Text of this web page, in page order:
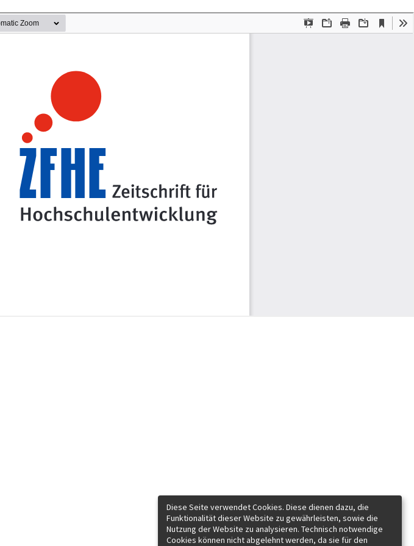
Diese Seite verwendet Cookies. Diese dienen dazu, die
Funktionalität dieser Website zu gewährleisten, sowie die
Nutzung der Website zu analysieren. Technisch notwendige
Cookies können nicht abgelehnt werden, da sie für den